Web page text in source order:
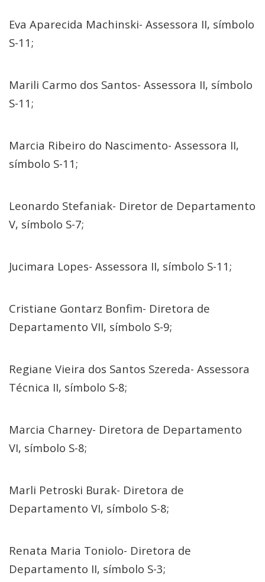
Eva Aparecida Machinski- Assessora II, símbolo
S-11;
Marili Carmo dos Santos- Assessora II, símbolo
S-11;
Marcia Ribeiro do Nascimento- Assessora II,
símbolo S-11;
Leonardo Stefaniak- Diretor de Departamento
V, símbolo S-7;
Jucimara Lopes- Assessora II, símbolo S-11;
Cristiane Gontarz Bonfim- Diretora de
Departamento VII, símbolo S-9;
Regiane Vieira dos Santos Szereda- Assessora
Técnica II, símbolo S-8;
Marcia Charney- Diretora de Departamento
VI, símbolo S-8;
Marli Petroski Burak- Diretora de
Departamento VI, símbolo S-8;
Renata Maria Toniolo- Diretora de
Departamento II, símbolo S-3;